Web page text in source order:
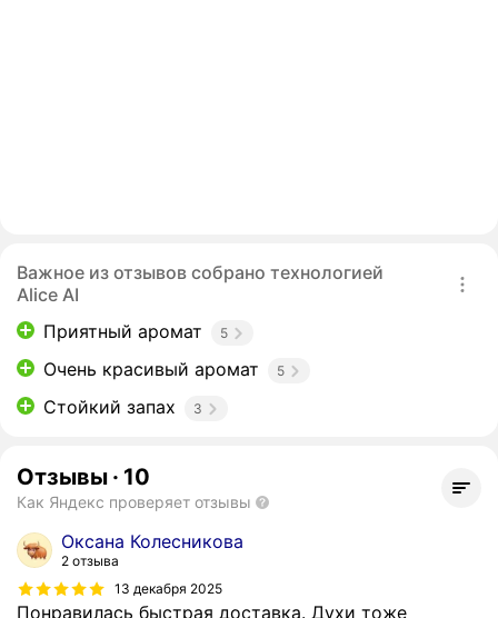
Важное из отзывов собрано технологией
Alice AI
Приятный аромат
5
Очень красивый аромат 5
Стойкий запах 3
Отзывы · 10
Как Яндекс проверяет отзывы
Оксана Колесникова
2 отзыва
13 декабря 2025
Понравилась быстрая доставка. Духи тоже